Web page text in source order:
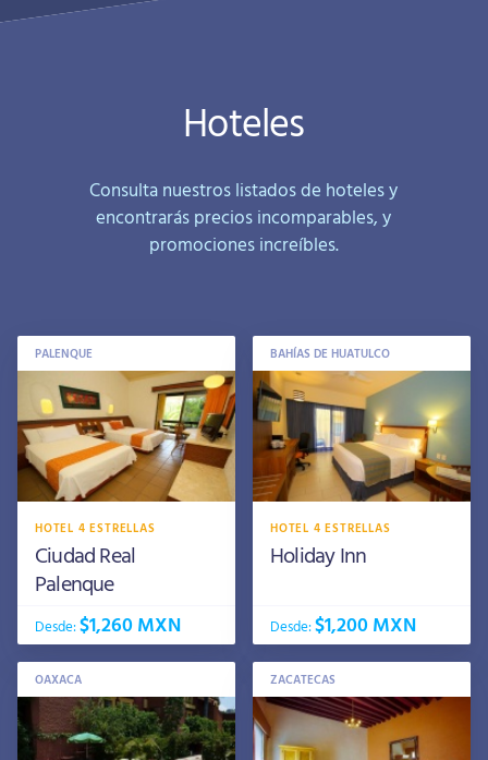
Hoteles
Consulta nuestros listados de hoteles y
encontrarás precios incomparables, y
promociones increíbles.
PALENQUE
HOTEL 4 ESTRELLAS
Ciudad Real
Palenque
Desde:$1,260 MXN
BAHÍAS DE HUATULCO
HOTEL 4 ESTRELLAS
Holiday Inn
Desde:$1,200 MXN
OAXACA ZACATECAS